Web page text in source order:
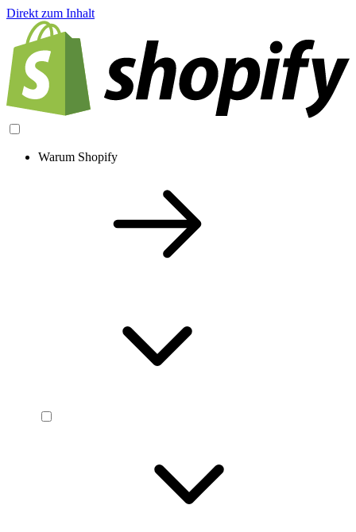
Direkt zum Inhalt
Warum Shopify